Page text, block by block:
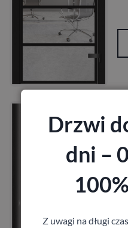
Drzwi
dni –
Z uwagi na długi